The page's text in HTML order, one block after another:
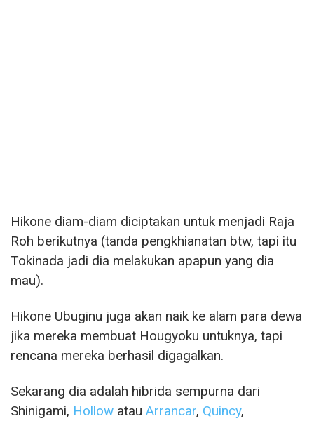
Hikone diam-diam diciptakan untuk menjadi Raja
Roh berikutnya (tanda pengkhianatan btw, tapi itu
Tokinada jadi dia melakukan apapun yang dia
mau).
Hikone Ubuginu juga akan naik ke alam para dewa
jika mereka membuat Hougyoku untuknya, tapi
rencana mereka berhasil digagalkan.
Sekarang dia adalah hibrida sempurna dari
Shinigami, Hollow atau Arrancar, Quincy,